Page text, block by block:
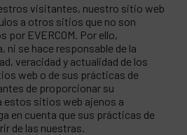
visitantes, nuestro sitio web
a otros sitios que no son
por EVERCOM. Por ello,
ni se hace responsable de la
veracidad y actualidad de los
web o de sus prácticas de
de proporcionar su
estos sitios web ajenos a
en cuenta que sus prácticas de
de las nuestras.